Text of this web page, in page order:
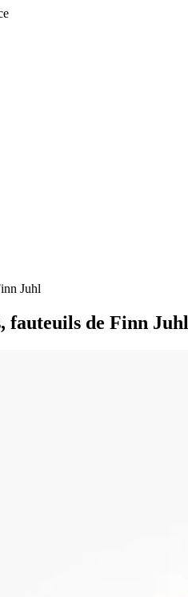
Juhl
fauteuils de Finn Juhl